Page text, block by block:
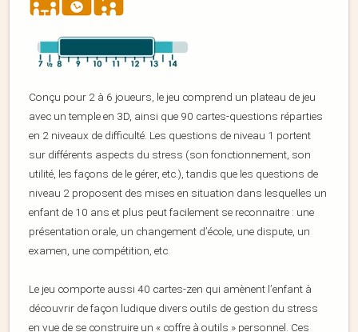
Conçu pour 2 à 6 joueurs, le jeu comprend un plateau de jeu
avec un temple en 3D, ainsi que 90 cartes-questions réparties
en 2 niveaux de difficulté. Les questions de niveau 1 portent
sur différents aspects du stress (son fonctionnement, son
utilité, les façons de le gérer, etc.), tandis que les questions de
niveau 2 proposent des mises en situation dans lesquelles un
enfant de 10 ans et plus peut facilement se reconnaitre : une
présentation orale, un changement d’école, une dispute, un
examen, une compétition, etc.
Le jeu comporte aussi 40 cartes-zen qui amènent l’enfant à
découvrir de façon ludique divers outils de gestion du stress
en vue de se construire un « coffre à outils » personnel. Ces